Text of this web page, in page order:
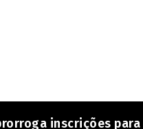
inscrições